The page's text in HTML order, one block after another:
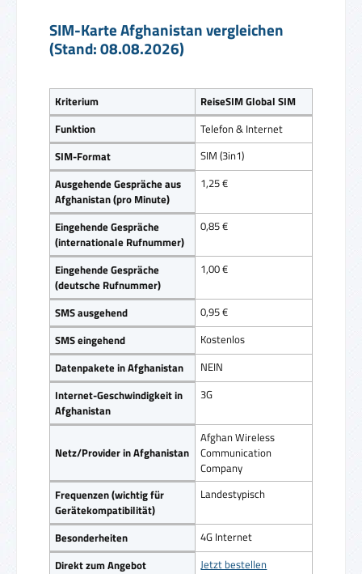
SIM-Karte Afghanistan vergleichen
(Stand: 08.08.2026)
Kriterium
ReiseSIM Global SIM
Funktion
Telefon & Internet
SIM-Format
SIM (3in1)
Ausgehende Gespräche aus
Afghanistan (pro Minute)
1,25 €
Eingehende Gespräche
(internationale Rufnummer)
0,85 €
Eingehende Gespräche
(deutsche Rufnummer)
1,00 €
SMS ausgehend
0,95 €
SMS eingehend
Kostenlos
Datenpakete in Afghanistan
NEIN
Internet-Geschwindigkeit in
Afghanistan
3G
Netz/Provider in Afghanistan
Afghan Wireless
Communication
Company
Frequenzen (wichtig für
Gerätekompatibilität)
Landestypisch
Besonderheiten
4G Internet
Direkt zum Angebot
Jetzt bestellen